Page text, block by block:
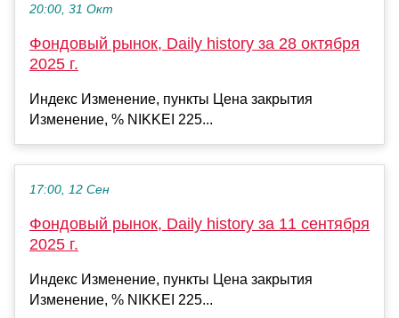
20:00, 31 Окт
Фондовый рынок, Daily history за 28 октября
2025 г.
Индекс Изменение, пункты Цена закрытия
Изменение, % NIKKEI 225...
17:00, 12 Сен
Фондовый рынок, Daily history за 11 сентября
2025 г.
Индекс Изменение, пункты Цена закрытия
Изменение, % NIKKEI 225...